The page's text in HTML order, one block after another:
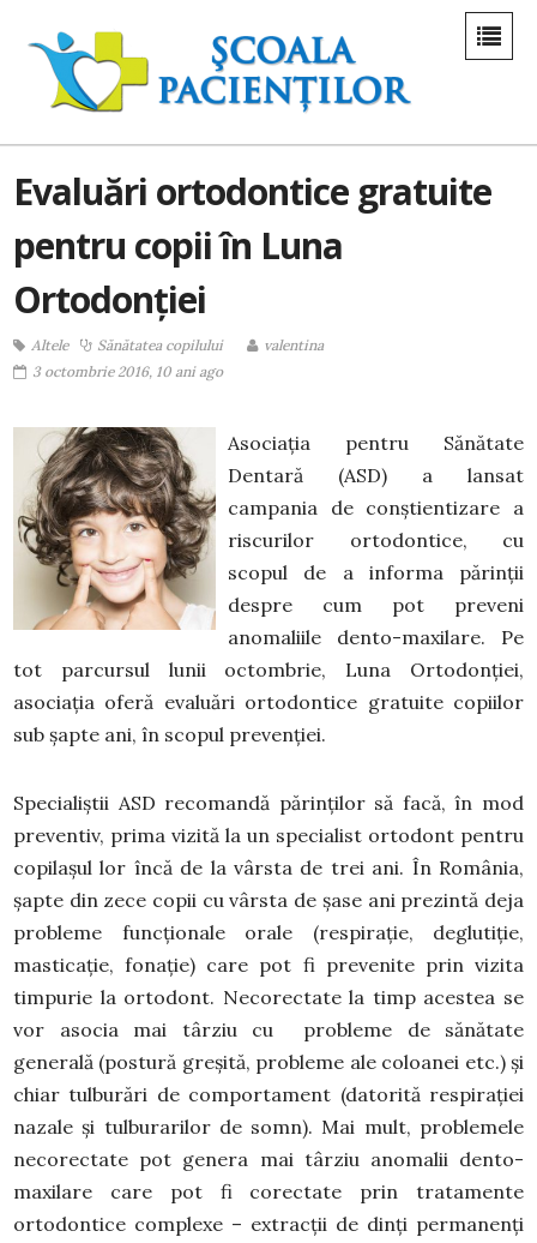
Evaluări ortodontice gratuite
pentru copii în Luna
Ortodonției
Altele Sănătatea copilului
valentina
3 octombrie 2016, 10 ani ago
Asociația pentru Sănătate
Dentară (ASD) a lansat
campania de conștientizare a
riscurilor ortodontice, cu
scopul de a informa părinții
despre cum pot preveni
anomaliile dento-maxilare. Pe
tot parcursul lunii octombrie, Luna Ortodonției,
asociația oferă evaluări ortodontice gratuite copiilor
sub șapte ani, în scopul prevenției.
Specialiștii ASD recomandă părinților să facă, în mod
preventiv, prima vizită la un specialist ortodont pentru
copilașul lor încă de la vârsta de trei ani. În România,
șapte din zece copii cu vârsta de șase ani prezintă deja
probleme funcționale orale (respirație, deglutiție,
masticație, fonație) care pot fi prevenite prin vizita
timpurie la ortodont. Necorectate la timp acestea se
vor asocia mai târziu cu probleme de sănătate
generală (postură greșită, probleme ale coloanei etc.) și
chiar tulburări de comportament (datorită respirației
nazale și tulburarilor de somn). Mai mult, problemele
necorectate pot genera mai târziu anomalii dento-
maxilare care pot fi corectate prin tratamente
ortodontice complexe – extracții de dinți permanenți